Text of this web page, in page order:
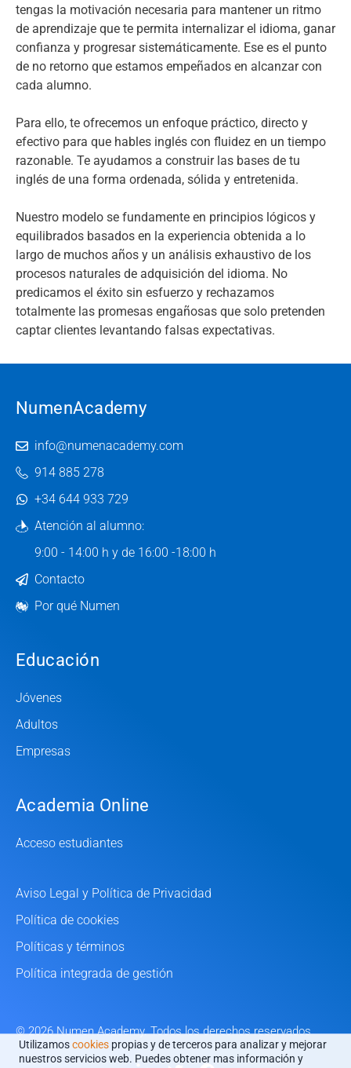
tengas la motivación necesaria para mantener un ritmo
de aprendizaje que te permita internalizar el idioma, ganar
confianza y progresar sistemáticamente. Ese es el punto
de no retorno que estamos empeñados en alcanzar con
cada alumno.
Para ello, te ofrecemos un enfoque práctico, directo y
efectivo para que hables inglés con fluidez en un tiempo
razonable. Te ayudamos a construir las bases de tu
inglés de una forma ordenada, sólida y entretenida.
Nuestro modelo se fundamente en principios lógicos y
equilibrados basados en la experiencia obtenida a lo
largo de muchos años y un análisis exhaustivo de los
procesos naturales de adquisición del idioma. No
predicamos el éxito sin esfuerzo y rechazamos
totalmente las promesas engañosas que solo pretenden
captar clientes levantando falsas expectativas.
NumenAcademy
info@numenacademy.com
914 885 278
+34 644 933 729
Atención al alumno:
9:00 - 14:00 h y de 16:00 -18:00 h
Contacto
Por qué Numen
Educación
Jóvenes
Adultos
Empresas
Academia Online
Acceso estudiantes
Aviso Legal y Política de Privacidad
Política de cookies
Políticas y términos
Política integrada de gestión
© 2026 Numen Academy. Todos los derechos reservados
Utilizamoscookies propias y de terceros para analizar y mejorar
nuestros servicios web. Puedes obtener mas información y